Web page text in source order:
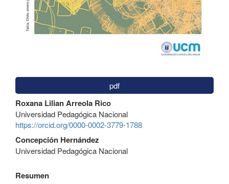
pdf
Contenido
principal
del
artículo
Roxana Lilian Arreola Rico
Universidad Pedagógica Nacional
https://orcid.org/0000-0002-3779-1788
Concepción Hernández
Universidad Pedagógica Nacional
Resumen